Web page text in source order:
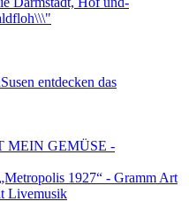
entdecken das
MEIN GEMÜSE -
1927“ - Gramm Art
Livemusik